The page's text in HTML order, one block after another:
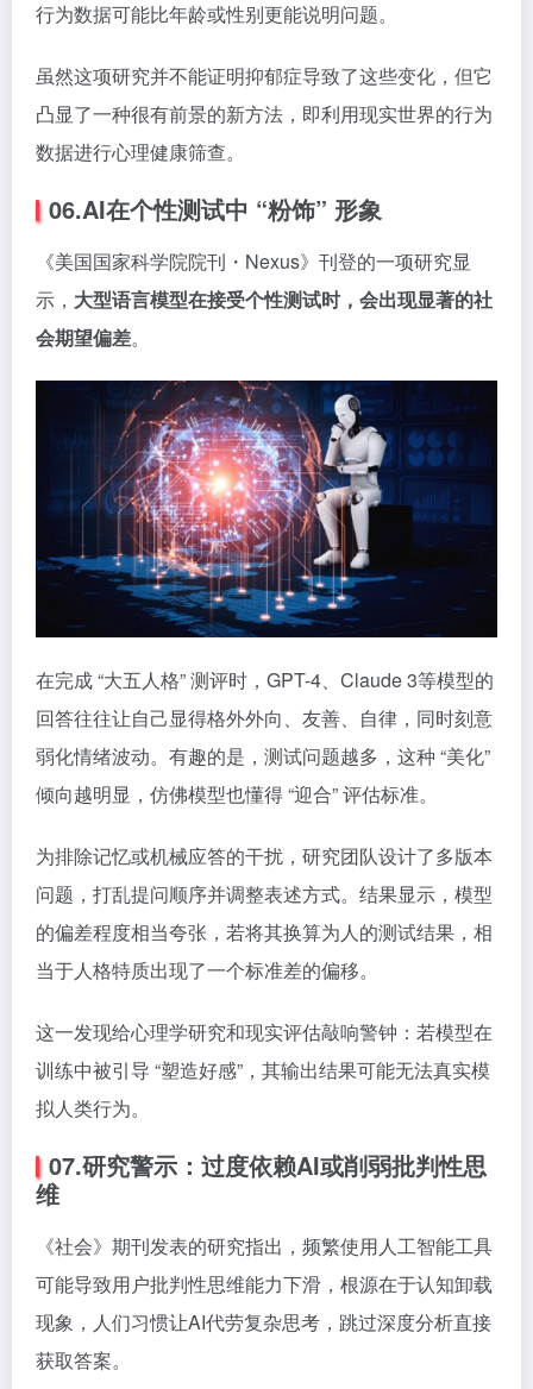
行为数据可能比年龄或性别更能说明问题。
虽然这项研究并不能证明抑郁症导致了这些变化，但它
凸显了一种很有前景的新方法，即利用现实世界的行为
数据进行心理健康筛查。
06.AI在个性测试中 “粉饰” 形象
《美国国家科学院院刊・Nexus》刊登的一项研究显
示， 大型语言模型在接受个性测试时，会出现显著的社
会期望偏差。
在完成 “大五人格” 测评时，GPT-4、Claude 3等模型的
回答往往让自己显得格外外向、友善、自律，同时刻意
弱化情绪波动。有趣的是，测试问题越多，这种 “美化”
倾向越明显，仿佛模型也懂得 “迎合” 评估标准。
为排除记忆或机械应答的干扰，研究团队设计了多版本
问题，打乱提问顺序并调整表述方式。结果显示，模型
的偏差程度相当夸张，若将其换算为人的测试结果，相
当于人格特质出现了一个标准差的偏移。
这一发现给心理学研究和现实评估敲响警钟：若模型在
训练中被引导 “塑造好感”，其输出结果可能无法真实模
拟人类行为。
07.研究警示：过度依赖AI或削弱批判性思
维
《社会》期刊发表的研究指出，频繁使用人工智能工具
可能导致用户批判性思维能力下滑，根源在于认知卸载
现象，人们习惯让AI代劳复杂思考，跳过深度分析直接
获取答案。